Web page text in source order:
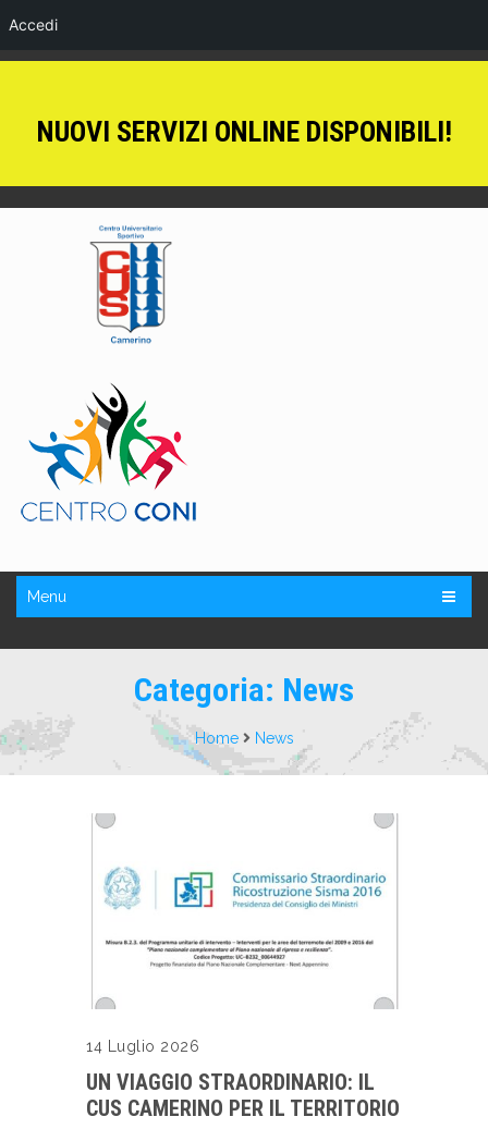
Accedi
NUOVI SERVIZI ONLINE DISPONIBILI!
Menu
Categoria: News
Home News
14 Luglio 2026
UN VIAGGIO STRAORDINARIO: IL
CUS CAMERINO PER IL TERRITORIO